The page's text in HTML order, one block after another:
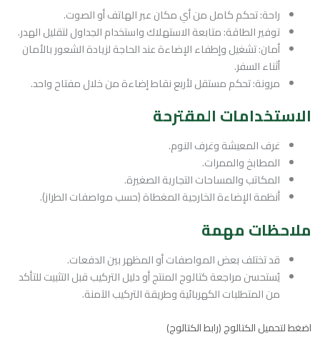
راحة: تحكم كامل من أي مكان عبر الهاتف أو الصوت.
توفير الطاقة: متابعة الاستهلاك واستخدام الجداول لتقليل الهدر.
أمان: تشغيل وإطفاء الإضاءة عند الحاجة لزيادة الشعور بالأمان
أثناء السفر.
مرونة: تحكم مستقل لأربع نقاط إضاءة من خلال مفتاح واحد.
الاستخدامات المقترحة
غرف المعيشة وغرف النوم.
المطابخ والممرات.
المكاتب والمساحات التجارية الصغيرة.
أنظمة الإضاءة الخارجية المغطاة (حسب مواصفات الطراز).
ملاحظات مهمة
قد تختلف بعض المواصفات أو المظهر بين الدفعات.
يُستحسن مراجعة كتالوج المنتج أو دليل التركيب قبل التثبيت للتأكد
من المتطلبات الكهربائية وطريقة التركيب الآمنة.
اضغط لتحميل الكتالوج (رابط الكتالوج)